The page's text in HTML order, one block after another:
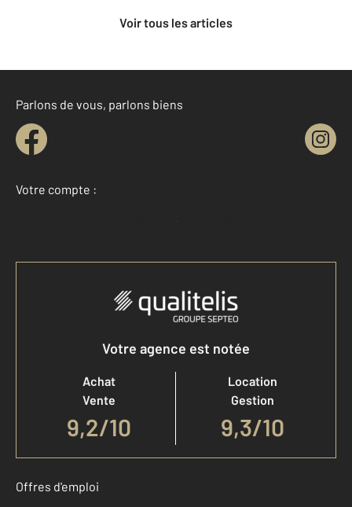
Voir tous les articles
Parlons de vous, parlons biens
Votre compte :
Accéder à mon compte
Votre agence est notée
Achat
Vente
9,2/10
Location
Gestion
9,3/10
Offres d'emploi